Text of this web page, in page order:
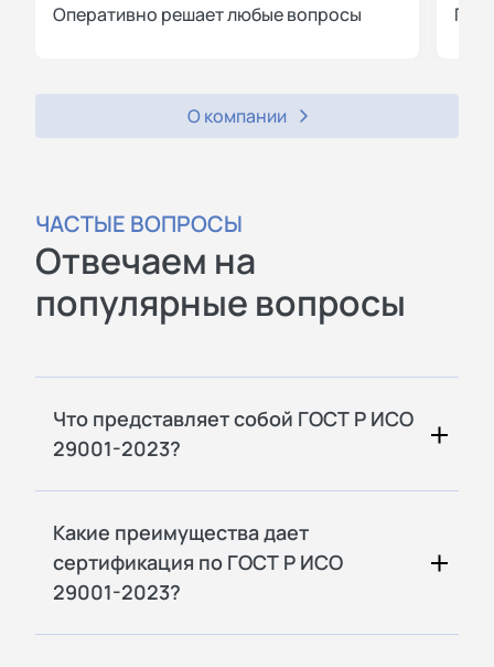
Оперативно решает любые вопросы
О компании
ЧАСТЫЕ ВОПРОСЫ
Отвечаем на
популярные вопросы
Что представляет собой ГОСТ Р ИСО
29001-2023?
Какие преимущества дает
сертификация по ГОСТ Р ИСО
29001-2023?